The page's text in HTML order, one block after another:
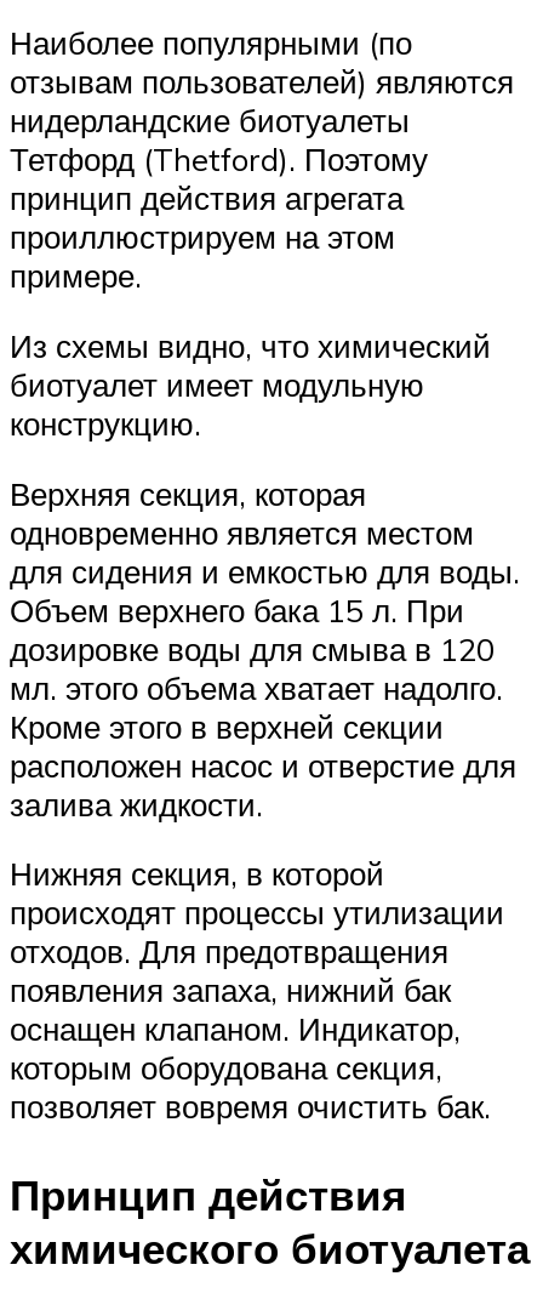
Наиболее популярными (по
отзывам пользователей) являются
нидерландские биотуалеты
Тетфорд (Thetford). Поэтому
принцип действия агрегата
проиллюстрируем на этом
примере.
Из схемы видно, что химический
биотуалет имеет модульную
конструкцию.
Верхняя секция, которая
одновременно является местом
для сидения и емкостью для воды.
Объем верхнего бака 15 л. При
дозировке воды для смыва в 120
мл. этого объема хватает надолго.
Кроме этого в верхней секции
расположен насос и отверстие для
залива жидкости.
Нижняя секция, в которой
происходят процессы утилизации
отходов. Для предотвращения
появления запаха, нижний бак
оснащен клапаном. Индикатор,
которым оборудована секция,
позволяет вовремя очистить бак.
Принцип действия
химического биотуалета